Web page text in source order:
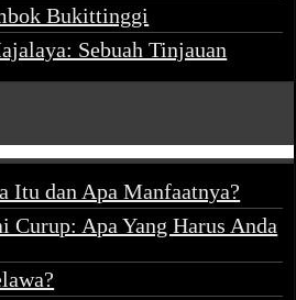
Bukittinggi
Sebuah Tinjauan
Itu dan Apa Manfaatnya?
Curup: Apa Yang Harus Anda